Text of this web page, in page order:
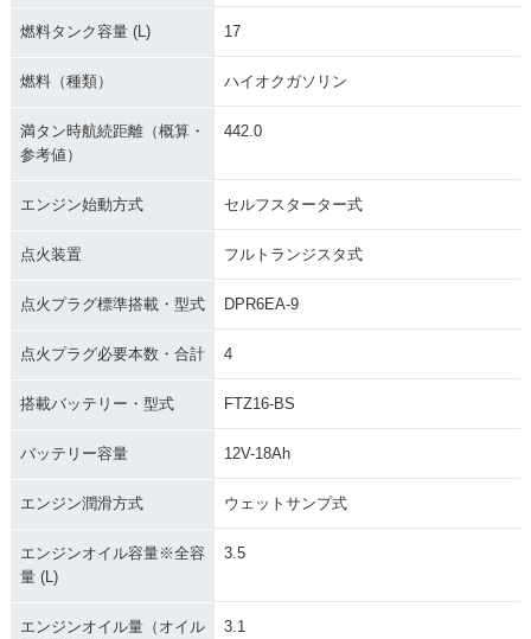
燃料タンク容量 (L) 17
燃料（種類） ハイオクガソリン
満タン時航続距離（概算・
参考値）
442.0
エンジン始動方式 セルフスターター式
点火装置 フルトランジスタ式
点火プラグ標準搭載・型式 DPR6EA-9
点火プラグ必要本数・合計 4
搭載バッテリー・型式 FTZ16-BS
バッテリー容量 12V-18Ah
エンジン潤滑方式 ウェットサンプ式
エンジンオイル容量※全容
量 (L)
3.5
エンジンオイル量（オイル
3.1